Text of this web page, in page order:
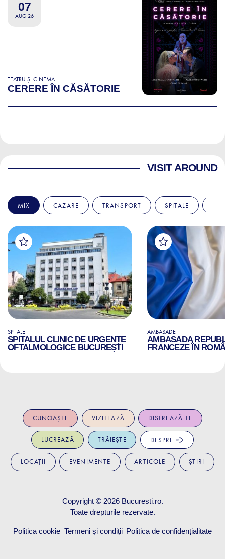
07
AUG 26
TEATRU ȘI CINEMA
CERERE ÎN CĂSĂTORIE
VISIT AROUND
MIX CAZARE TRANSPORT SPITALE
SPITALE
SPITALUL CLINIC DE URGENȚE
OFTALMOLOGICE BUCUREȘTI
AMBASADE
AMBASADA
FRANCEZE ÎN
CUNOAȘTE VIZITEAZĂ DISTREAZĂ-TE
LUCREAZĂ TRĂIEȘTE DESPRE
LOCAȚII EVENIMENTE ARTICOLE ȘTIRI
Copyright © 2026 Bucuresti.ro.
Toate drepturile rezervate.
Politica cookie Termeni și condiții Politica de confidențialitate